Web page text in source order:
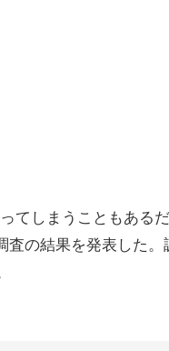
てしまうこともある
査の結果を発表した。